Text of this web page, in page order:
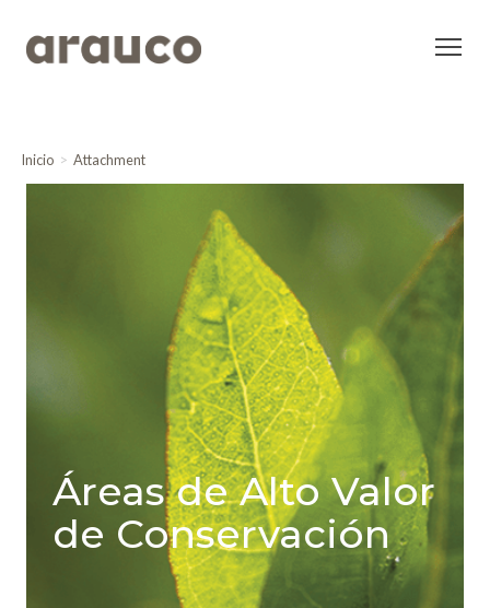
Inicio Attachment
Áreas de Alto Valor
de Conservación